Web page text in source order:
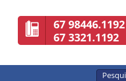
67 98446.1192
67 3321.1192